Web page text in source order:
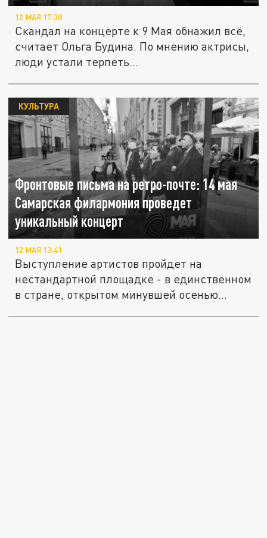
12 МАЯ 17:38
Скандал на концерте к 9 Мая обнажил всё,
считает Ольга Будина. По мнению актрисы,
люди устали терпеть...
Фронтовые письма на ретро-почте: 14 мая
Самарская филармония проведет
уникальный концерт
КУЛЬТУРА
12 МАЯ 13:41
Выступление артистов пройдет на
нестандартной площадке - в единственном
в стране, открытом минувшей осенью...